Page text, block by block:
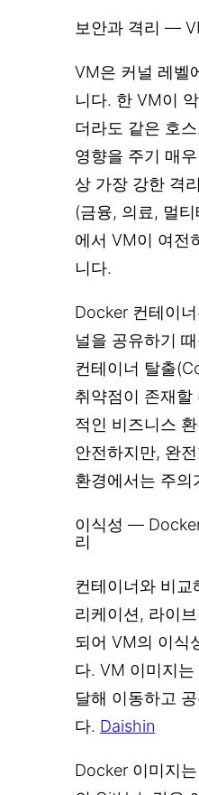
보안과 격리 —
VM은 커널 레벨
니다. 한 VM이
더라도 같은 호
영향을 주기 매
상 가장 강한 격
(금융, 의료, 멀
에서 VM이 여전
니다.
Docker 컨테이
널을 공유하기
컨테이너 탈출
취약점이 존재할
적인 비즈니스
안전하지만, 완
환경에서는 주의
이식성 —
리
컨테이너와 비
리케이션, 라이
되어 VM의 이식
다. VM 이미지는
달해 이동하고
다. Daishin
Docker 이미지